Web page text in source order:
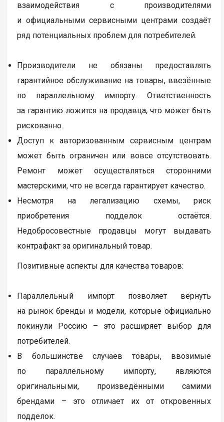
взаимодействия с производителями
и официальными сервисными центрами создаёт
ряд потенциальных проблем для потребителей.
Производители не обязаны предоставлять
гарантийное обслуживание на товары, ввезённые
по параллельному импорту. Ответственность
за гарантию ложится на продавца, что может быть
рискованно.
Доступ к авторизованным сервисным центрам
может быть ограничен или вовсе отсутствовать.
Ремонт может осуществляться сторонними
мастерскими, что не всегда гарантирует качество.
Несмотря на легализацию схемы, риск
приобретения подделок остаётся.
Недобросовестные продавцы могут выдавать
контрафакт за оригинальный товар.
Позитивные аспекты для качества товаров:
Параллельный импорт позволяет вернуть
на рынок бренды и модели, которые официально
покинули Россию – это расширяет выбор для
потребителей.
В большинстве случаев товары, ввозимые
по параллельному импорту, являются
оригинальными, произведёнными самими
брендами – это отличает их от откровенных
подделок.